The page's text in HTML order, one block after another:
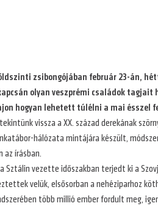
zsibongójában február 23-án,
olyan veszprémi családok
hogyan lehetett túlélni a mai
vissza a XX. század derekának
hálózata mintájára készült,
az írásban.
Sztálin vezette időszakban terjedt ki a
velük, elsősorban a nehéziparhoz
több millió ember fordult meg,